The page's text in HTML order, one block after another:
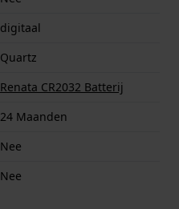
digitaal
Quartz
Renata CR2032 Batterij
24 Maanden
Nee
Nee